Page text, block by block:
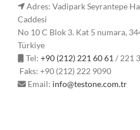
Adres: Vadipark Seyrantepe
Caddesi
No 10 C Blok 3. Kat 5 numara,
Türkiye
Tel: +90 (212) 221 60 61/ 221
Faks: +90 (212) 222 9090
Email: info@testone.com.tr